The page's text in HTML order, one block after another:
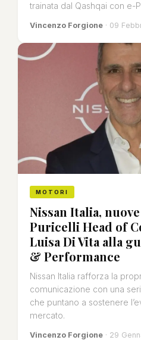
trainata dal Qashqai con e-
Vincenzo Forgione · 09
MOTORI
Nissan Italia,
Puricelli Head of
Luisa Di Vita alla
& Performance
Nissan Italia rafforza la
comunicazione con una
che puntano a sostenere
mercato.
Vincenzo Forgione · 29